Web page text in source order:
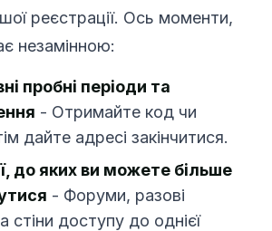
реєстрації. Ось моменти,
незамінною:
пробні періоди та
- Отримайте код чи
дайте адресі закінчитися.
до яких ви можете більше
- Форуми, разові
стіни доступу до однієї